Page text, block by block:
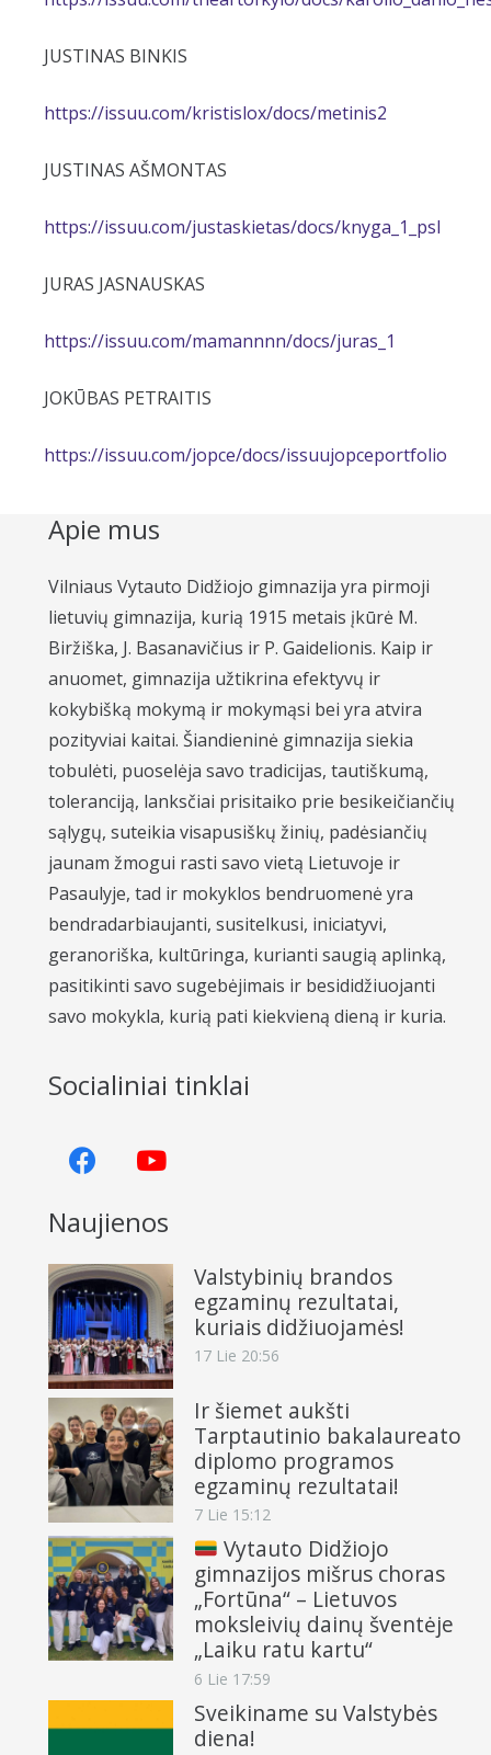
JUSTINAS BINKIS
https://issuu.com/kristislox/docs/metinis2
JUSTINAS AŠMONTAS
https://issuu.com/justaskietas/docs/knyga_1_psl
JURAS JASNAUSKAS
https://issuu.com/mamannnn/docs/juras_1
JOKŪBAS PETRAITIS
https://issuu.com/jopce/docs/issuujopceportfolio
Apie mus
Vilniaus Vytauto Didžiojo gimnazija yra pirmoji
lietuvių gimnazija, kurią 1915 metais įkūrė M.
Biržiška, J. Basanavičius ir P. Gaidelionis. Kaip ir
anuomet, gimnazija užtikrina efektyvų ir
kokybišką mokymą ir mokymąsi bei yra atvira
pozityviai kaitai. Šiandieninė gimnazija siekia
tobulėti, puoselėja savo tradicijas, tautiškumą,
toleranciją, lanksčiai prisitaiko prie besikeičiančių
sąlygų, suteikia visapusiškų žinių, padėsiančių
jaunam žmogui rasti savo vietą Lietuvoje ir
Pasaulyje, tad ir mokyklos bendruomenė yra
bendradarbiaujanti, susitelkusi, iniciatyvi,
geranoriška, kultūringa, kurianti saugią aplinką,
pasitikinti savo sugebėjimais ir besididžiuojanti
savo mokykla, kurią pati kiekvieną dieną ir kuria.
Socialiniai tinklai
Naujienos
Valstybinių brandos
egzaminų rezultatai,
kuriais didžiuojamės!
17 Lie 20:56
Ir šiemet aukšti
Tarptautinio bakalaureato
diplomo programos
egzaminų rezultatai!
7 Lie 15:12
Vytauto Didžiojo
gimnazijos mišrus choras
„Fortūna“ – Lietuvos
moksleivių dainų šventėje
„Laiku ratu kartu“
6 Lie 17:59
Sveikiname su Valstybės
diena!